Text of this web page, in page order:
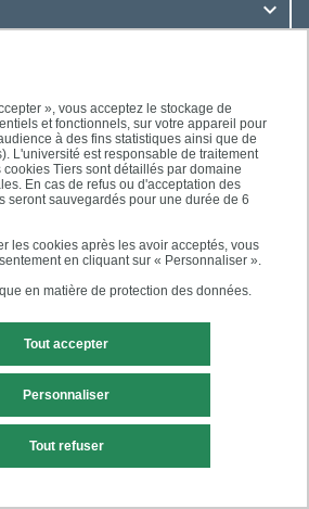
», vous acceptez le stockage de
et fonctionnels, sur votre appareil pour
à des fins statistiques ainsi que de
L'université est responsable de traitement
Tiers sont détaillés par domaine
En cas de refus ou d'acceptation des
seront sauvegardés pour une durée de 6
les cookies après les avoir acceptés, vous
en cliquant sur « Personnaliser ».
en matière de protection des données.
Tout accepter
Tout refuser
Personnaliser
Contact
Plan du site